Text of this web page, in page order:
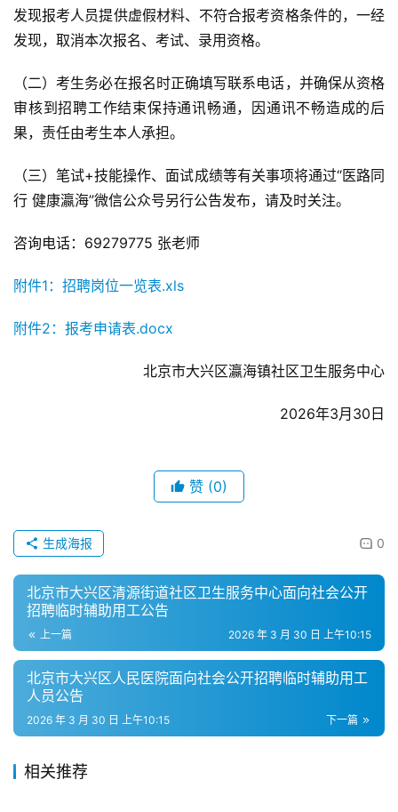
发现报考人员提供虚假材料、不符合报考资格条件的，一经
发现，取消本次报名、考试、录用资格。
（二）考生务必在报名时正确填写联系电话，并确保从资格
审核到招聘工作结束保持通讯畅通，因通讯不畅造成的后
果，责任由考生本人承担。
（三）笔试+技能操作、面试成绩等有关事项将通过“医路同
行 健康瀛海”微信公众号另行公告发布，请及时关注。
咨询电话：69279775 张老师
附件1：招聘岗位一览表.xls
附件2：报考申请表.docx
北京市大兴区瀛海镇社区卫生服务中心
2026年3月30日
赞 (0)
0
生成海报
北京市大兴区清源街道社区卫生服务中心面向社会公开
招聘临时辅助用工公告
上一篇 2026 年 3 月 30 日 上午10:15
北京市大兴区人民医院面向社会公开招聘临时辅助用工
人员公告
下一篇
2026 年 3 月 30 日 上午10:15
相关推荐